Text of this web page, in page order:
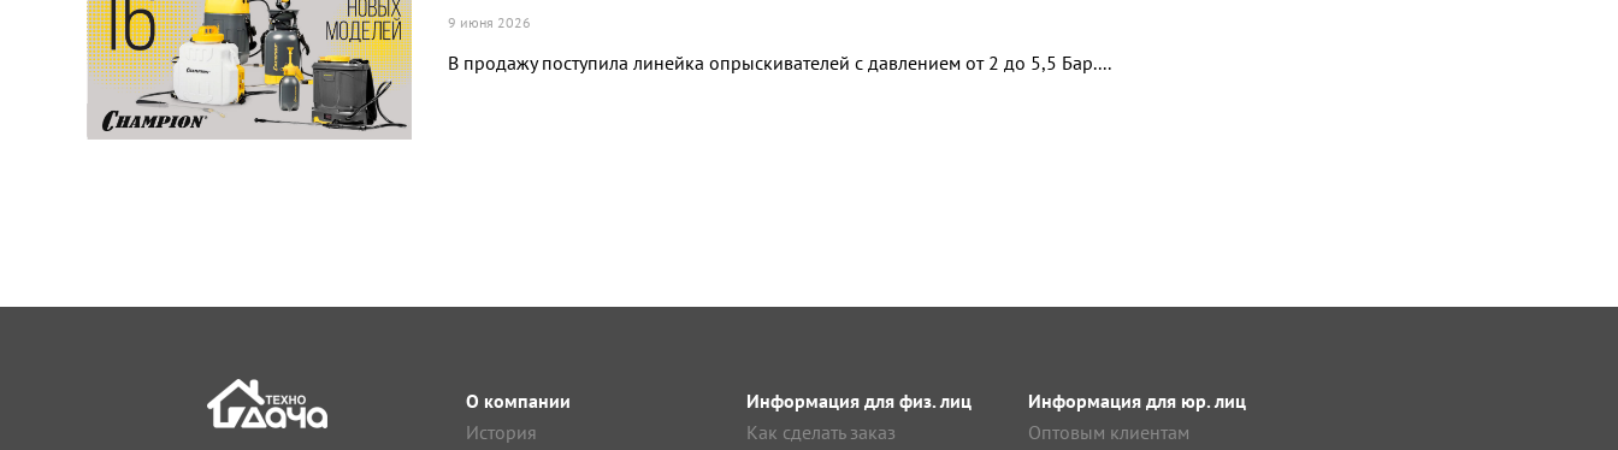
9 июня 2026
В продажу поступила линейка опрыскивателей с давлением от 2 до 5,5 Бар....
О компании
История
Информация для физ. лиц
Как сделать заказ
Информация для юр. лиц
Оптовым клиентам